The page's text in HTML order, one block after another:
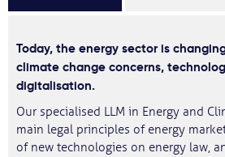
Today, the energy sector is
climate change concerns,
digitalisation.
Our specialised LLM in Energy and
main legal principles of energy
of new technologies on energy law,